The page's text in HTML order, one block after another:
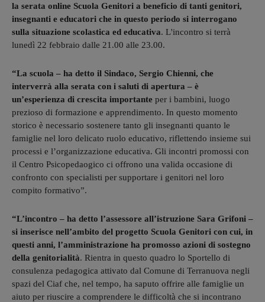
la serata online Scuola Genitori a beneficio di tanti genitori,
insegnanti e educatori che in questo periodo si interrogano
sulla situazione scolastica ed educativa. L'incontro si terrà
lunedì 22 febbraio dalle 21.00 alle 23.00.
“La scuola – ha detto il Sindaco, Sergio Chienni, che
interverrà alla serata con i saluti di apertura – è
un’esperienza di crescita importante per i bambini, luogo
prezioso di formazione e apprendimento. In questo momento
storico è necessario sostenere tanto gli insegnanti quanto le
famiglie nel loro delicato ruolo educativo, riflettendo insieme sui
processi e l’organizzazione educativa. Gli incontri promossi con
il Centro Psicopedaogico ci offrono una valida occasione di
confronto con specialisti per supportare i genitori nel loro
compito formativo”.
“L’incontro – ha detto l’assessore all’istruzione Sara Grifoni –
si inserisce nell’ambito del progetto Scuola Genitori con cui, in
questi anni, l’amministrazione ha promosso azioni di sostegno
della genitorialità. Rientra in questo quadro lo Sportello di
consulenza pedagogica attivato dal Comune di Terranuova negli
spazi del Ciaf che, nel tempo, ha saputo offrire alle famiglie un
aiuto per riuscire a comprendere le difficoltà che si incontrano